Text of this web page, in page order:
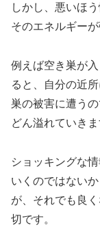
しかし、悪いほ
そのエネルギー
例えば空き巣が
ると、自分の近
巣の被害に遭う
どん溢れていきま
ショッキングな
いくのではない
が、それでも良
切です。